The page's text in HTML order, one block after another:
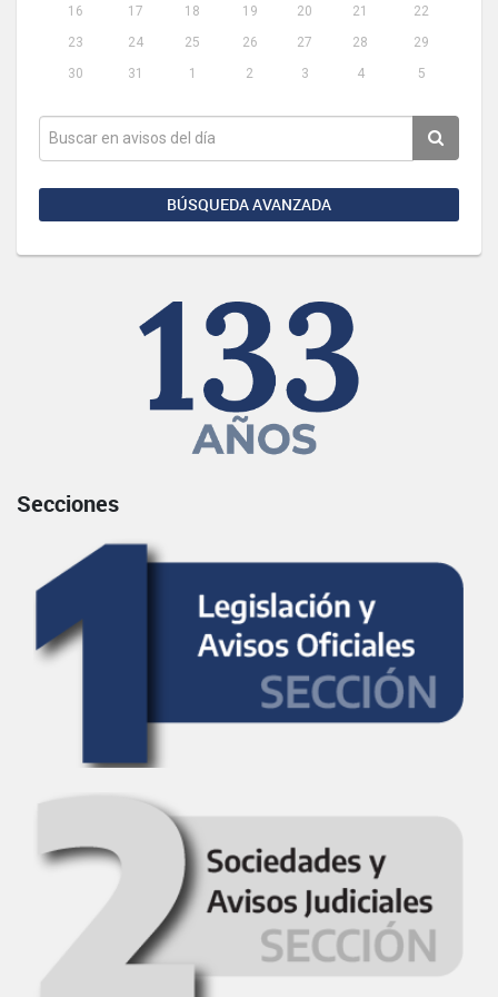
16 17 18 19 20 21
22
23
24 25 26 27 28
29
30
31 1 2 3 4 5
BÚSQUEDA AVANZADA
Secciones